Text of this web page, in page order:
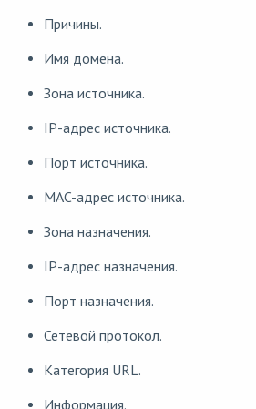
Причины.
Имя домена.
Зона источника.
IP-адрес источника.
Порт источника.
MAC-адрес источника.
Зона назначения.
IP-адрес назначения.
Порт назначения.
Сетевой протокол.
Категория URL.
Информация.